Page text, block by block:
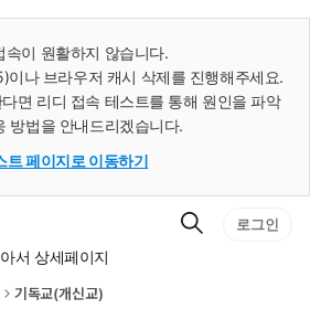
속이 원활하지 않습니다.
이나 브라우저 캐시 삭제를 진행해주세요.
면 리디 접속 테스트를 통해 원인을 파악
방법을 안내드리겠습니다.
트 페이지로 이동하기
검
로그인
서 상세페이지
기독교(개신교)